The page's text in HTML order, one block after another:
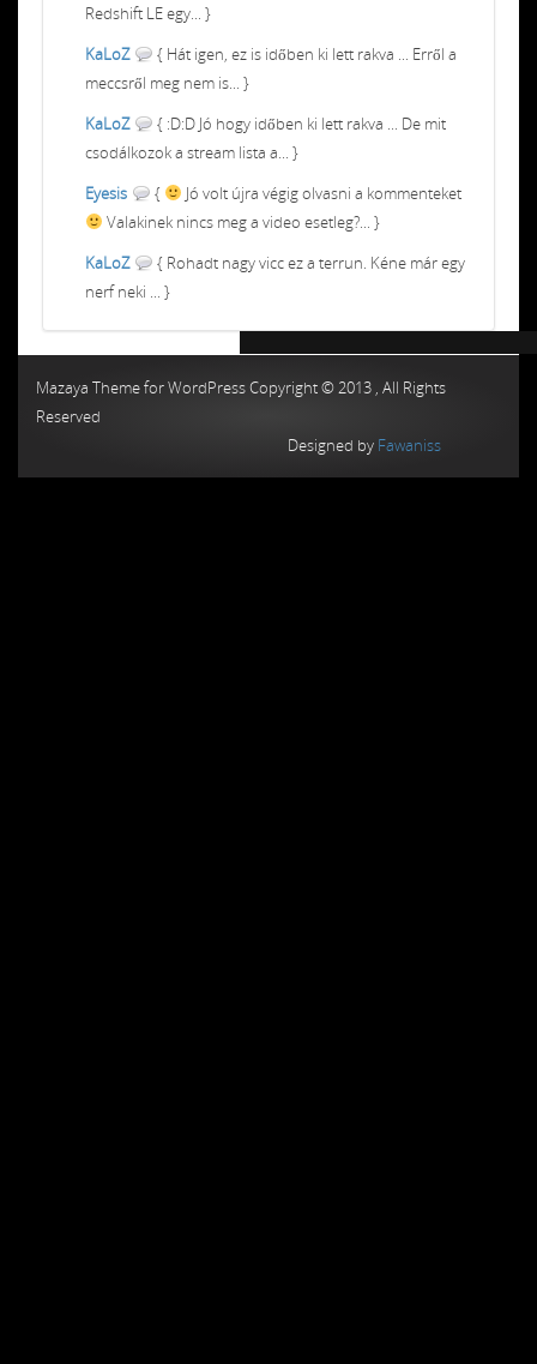
Redshift LE egy... }
KaLoZ
{ Hát igen, ez is időben ki lett rakva ... Erről a
meccsről meg nem is... }
KaLoZ
{ :D:D Jó hogy időben ki lett rakva ... De mit
csodálkozok a stream lista a... }
Eyesis
{
Jó volt újra végig olvasni a kommenteket
Valakinek nincs meg a video esetleg?... }
KaLoZ
{ Rohadt nagy vicc ez a terrun. Kéne már egy
nerf neki ... }
Mazaya Theme for WordPress Copyright © 2013 , All Rights
Reserved
Designed by Fawaniss